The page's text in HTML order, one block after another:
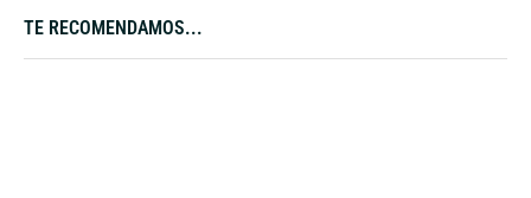
TE RECOMENDAMOS...